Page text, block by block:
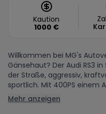
Kaution
1000 €
Willkommen bei MG's
Gänsehaut? Der Audi RS3
der Straße, aggressiv,
sportlich. Mit 400PS einem
Mehr anzeigen